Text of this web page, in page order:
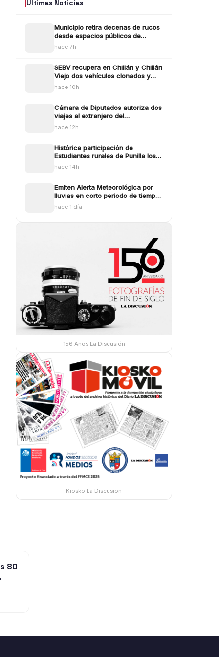
Últimas Noticias
Municipio retira decenas de rucos
desde espacios públicos de
Chillán durante las últimas dos
hace 7h
SEBV recupera en Chillán y Chillán
Viejo dos vehículos clonados y
detiene a sus ocupantes
hace 10h
Cámara de Diputados autoriza dos
viajes al extranjero del
expresidente Gabriel Boric durante
hace 12h
Histórica participación de
Estudiantes rurales de Punilla los
llevará al mundial de robótica en
hace 14h
Emiten Alerta Meteorológica por
lluvias en corto periodo de tiempo
para Ñuble durante la tarde de
hace 1 día
156 Años La Discusión
Kiosko La Discusion
80